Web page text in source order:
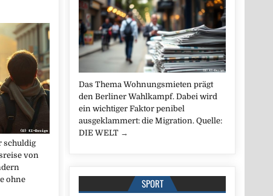
Das Thema Wohnungsmieten prägt
den Berliner Wahlkampf. Dabei wird
ein wichtiger Faktor penibel
ausgeklammert: die Migration. Quelle:
DIE WELT →
SPORT
schuldig
von
ohne